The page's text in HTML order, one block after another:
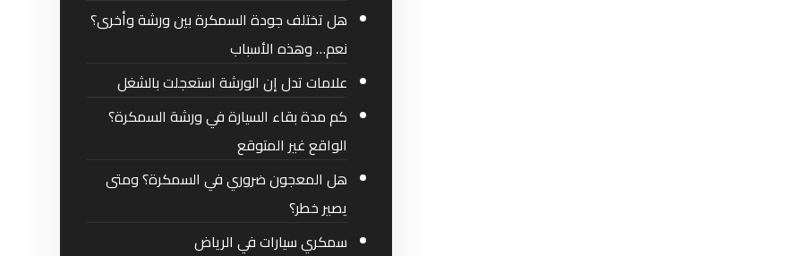
هل تختلف جودة السمكرة بين ورشة وأخرى؟
نعم… وهذه الأسباب
علامات تدل إن الورشة استعجلت بالشغل
كم مدة بقاء السيارة في ورشة السمكرة؟
الواقع غير المتوقع
هل المعجون ضروري في السمكرة؟ ومتى
يصير خطر؟
سمكري سيارات في الرياض